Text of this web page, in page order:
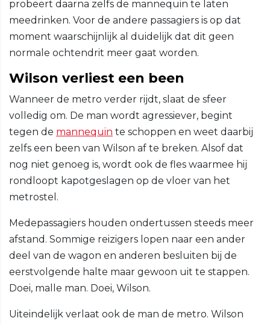
probeert daarna zelfs de mannequin te laten
meedrinken. Voor de andere passagiers is op dat
moment waarschijnlijk al duidelijk dat dit geen
normale ochtendrit meer gaat worden.
Wilson verliest een been
Wanneer de metro verder rijdt, slaat de sfeer
volledig om. De man wordt agressiever, begint
tegen de mannequin te schoppen en weet daarbij
zelfs een been van Wilson af te breken. Alsof dat
nog niet genoeg is, wordt ook de fles waarmee hij
rondloopt kapotgeslagen op de vloer van het
metrostel.
Medepassagiers houden ondertussen steeds meer
afstand. Sommige reizigers lopen naar een ander
deel van de wagon en anderen besluiten bij de
eerstvolgende halte maar gewoon uit te stappen.
Doei, malle man. Doei, Wilson.
Uiteindelijk verlaat ook de man de metro. Wilson